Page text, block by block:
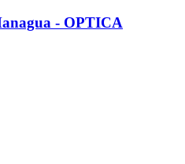
- OPTICA